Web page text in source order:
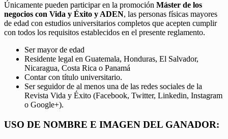
Únicamente pueden participar en la promoción Máster de los
negocios con Vida y Éxito y ADEN, las personas físicas mayores
de edad con estudios universitarios completos que acepten cumplir
con todos los requisitos establecidos en el presente reglamento.
Ser mayor de edad
Residente legal en Guatemala, Honduras, El Salvador,
Nicaragua, Costa Rica o Panamá
Contar con título universitario.
Ser seguidor de al menos una de las redes sociales de la
Revista Vida y Éxito (Facebook, Twitter, Linkedin, Instagram
o Google+).
USO DE NOMBRE E IMAGEN DEL GANADOR: